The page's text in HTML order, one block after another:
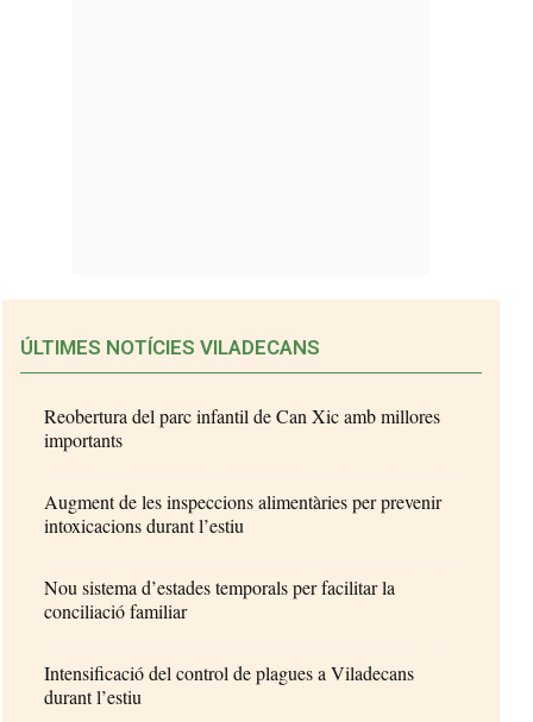
ÚLTIMES NOTÍCIES VILADECANS
Reobertura del parc infantil de Can Xic amb millores
importants
Augment de les inspeccions alimentàries per prevenir
intoxicacions durant l’estiu
Nou sistema d’estades temporals per facilitar la
conciliació familiar
Intensificació del control de plagues a Viladecans
durant l’estiu